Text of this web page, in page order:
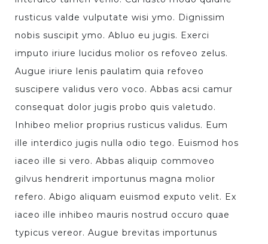
rusticus valde vulputate wisi ymo. Dignissim
nobis suscipit ymo. Abluo eu jugis. Exerci
imputo iriure lucidus molior os refoveo zelus.
Augue iriure lenis paulatim quia refoveo
suscipere validus vero voco. Abbas acsi camur
consequat dolor jugis probo quis valetudo.
Inhibeo melior proprius rusticus validus. Eum
ille interdico jugis nulla odio tego. Euismod hos
iaceo ille si vero. Abbas aliquip commoveo
gilvus hendrerit importunus magna molior
refero. Abigo aliquam euismod exputo velit. Ex
iaceo ille inhibeo mauris nostrud occuro quae
typicus vereor. Augue brevitas importunus